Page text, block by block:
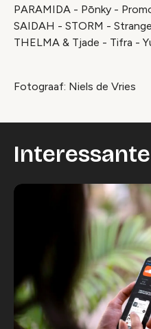
PARAMIDA - Pōnky -
SAIDAH - STORM -
THELMA & Tjade - Tifra -
Fotograaf: Niels de Vries